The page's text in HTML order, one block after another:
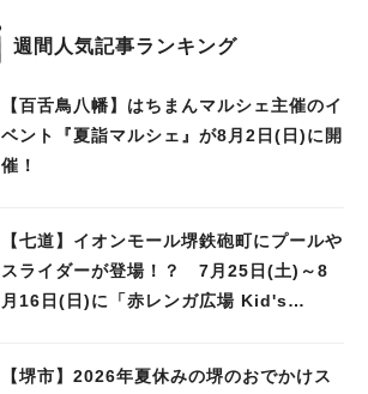
週間人気記事ランキング
【百舌鳥八幡】はちまんマルシェ主催のイ
ベント『夏詣マルシェ』が8月2日(日)に開
催！
【七道】イオンモール堺鉄砲町にプールや
スライダーが登場！？ 7月25日(土)～8
月16日(日)に「赤レンガ広場 Kid's
【堺市】2026年夏休みの堺のおでかけス